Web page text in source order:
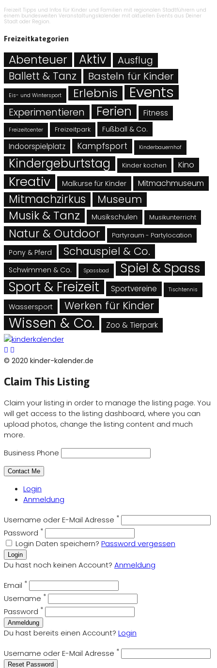
Freizeit Tipps und Infos für Kinder und Familien mit regionalen Stadtführern und
einem bundesweiten Veranstaltungskalender mit aktuellen Events aus Deiner
Stadt oder Region.
Freizeitkategorien
Abenteuer Aktiv Ausflug
Ballett & Tanz Basteln für Kinder
Eis- und Wintersport Erlebnis Events
Experimentieren Ferien Fitness
Freizeitcenter Freizeitpark Fußball & Co.
Indoorspielplatz Kampfsport Kinderbauernhof
Kindergeburtstag Kinder kochen Kino
Kreativ Malkurse für Kinder Mitmachmuseum
Mitmachzirkus Museum
Musik & Tanz Musikschulen Musikunterricht
Natur & Outdoor Partyraum - Partylocation
Pony & Pferd Schauspiel & Co.
Schwimmen & Co. Spassbad Spiel & Spass
Sport & Freizeit Sportvereine Tischtennis
Wassersport Werken für Kinder
Wissen & Co. Zoo & Tierpark
© 2020 kinder-kalender.de
Claim This Listing
Claim your listing in order to manage the listing page. You
will get access to the listing dashboard, where you can
upload photos, change the listing content and much
more.
Business Phone
Login
Anmeldung
Username oder E-Mail Adresse *
Password *
Login Daten speichern? Password vergessen
Login
Du hast noch keinen Account? Anmeldung
Email *
Username *
Password *
Anmeldung
Du hast bereits einen Account? Login
Username oder E-Mail Adresse *
Reset Password